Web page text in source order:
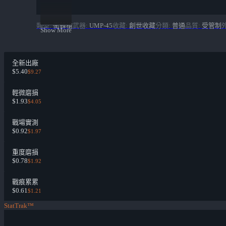
Show More
類型: 衝鋒槍武器: UMP-45收藏: 創世收藏分類: 普通品質: 受管制
全新出廠
$5.40$9.27
輕微磨損
$1.93$4.05
戰場實測
$0.92$1.97
重度磨損
$0.78$1.92
戰痕累累
$0.61$1.21
StatTrak™